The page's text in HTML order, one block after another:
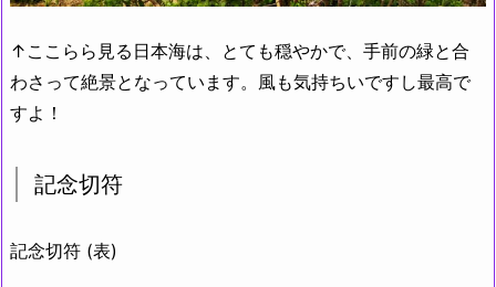
↑ここらら見る日本海は、とても穏やかで、手前の緑と合
わさって絶景となっています。風も気持ちいですし最高で
すよ！
記念切符
記念切符 (表)